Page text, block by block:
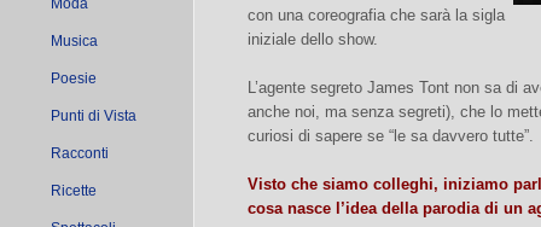
Moda
Musica
Poesie
Punti di Vista
Racconti
Ricette
con una coreografia che sarà la sigla
iniziale dello show.
L’agente segreto James Tont non sa di
anche noi, ma senza segreti), che lo
curiosi di sapere se “le sa davvero tutte”.
Visto che siamo colleghi, iniziamo
cosa nasce l’idea della parodia di un